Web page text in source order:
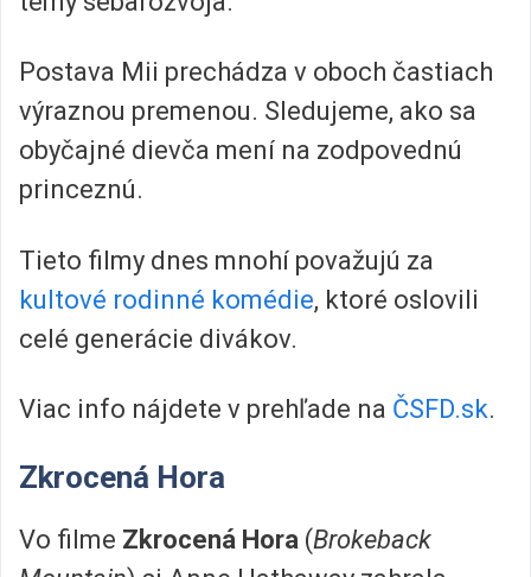
Postava Mii prechádza v oboch častiach
výraznou premenou. Sledujeme, ako sa
obyčajné dievča mení na zodpovednú
princeznú.
Tieto filmy dnes mnohí považujú za
kultové rodinné komédie, ktoré oslovili
celé generácie divákov.
Viac info nájdete v prehľade na ČSFD.sk.
Zkrocená Hora
Vo filme Zkrocená Hora (Brokeback